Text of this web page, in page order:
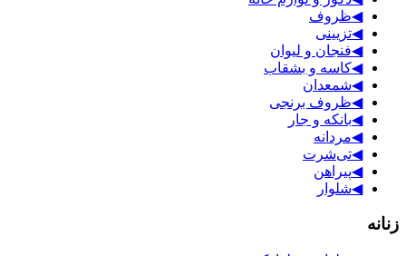
◀ظروف
◀تزیینی
◀فنجان و لیوان
◀کاسه و بشقاب
◀شمعدان
◀ظروف برنجی
◀بانکه و جار
◀مردانه
◀تی‌شرت
◀پیراهن
◀شلوار
زنانه